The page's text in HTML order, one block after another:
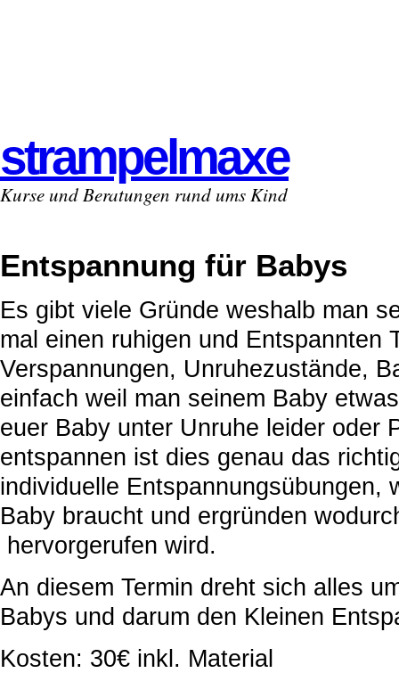
strampelmaxe
Kurse und Beratungen rund ums Kind
Entspannung für Babys
Es gibt viele Gründe weshalb man
mal einen ruhigen und Entspannten
Verspannungen, Unruhezustände,
einfach weil man seinem Baby
euer Baby unter Unruhe leider oder
entspannen ist dies genau das
individuelle Entspannungsübungen,
Baby braucht und ergründen
hervorgerufen wird.
An diesem Termin dreht sich alles
Babys und darum den Kleinen
Kosten: 30€ inkl. Material